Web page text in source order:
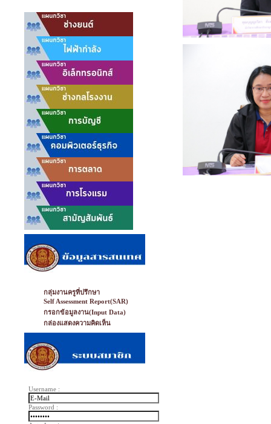
กลุ่มงานครูที่ปรึกษา
Self Assessment Report(SAR)
กรอกข้อมูลงาน(Input Data)
กล่องแสดงความคิดเห็น
Username :
Password :